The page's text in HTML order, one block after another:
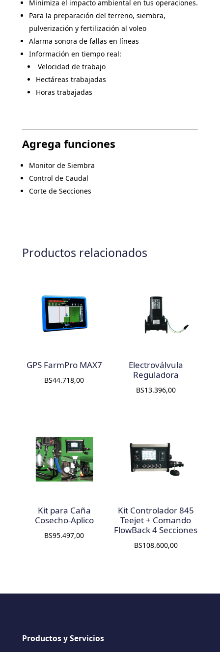
Minimiza el impacto ambiental en tus operaciones.
Para la preparación del terreno, siembra,
pulverización y fertilización al voleo
Alarma sonora de fallas en líneas
Información en tiempo real:
Velocidad de trabajo
Hectáreas trabajadas
Horas trabajadas
Agrega funciones
Monitor de Siembra
Control de Caudal
Corte de Secciones
Productos relacionados
GPS FarmPro MAX7
BS44.718,00
Electroválvula
Reguladora
BS13.396,00
Kit para Caña
Cosecho-Aplico
BS95.497,00
Kit Controlador 845
Teejet + Comando
FlowBack 4 Secciones
BS108.600,00
Productos y Servicios